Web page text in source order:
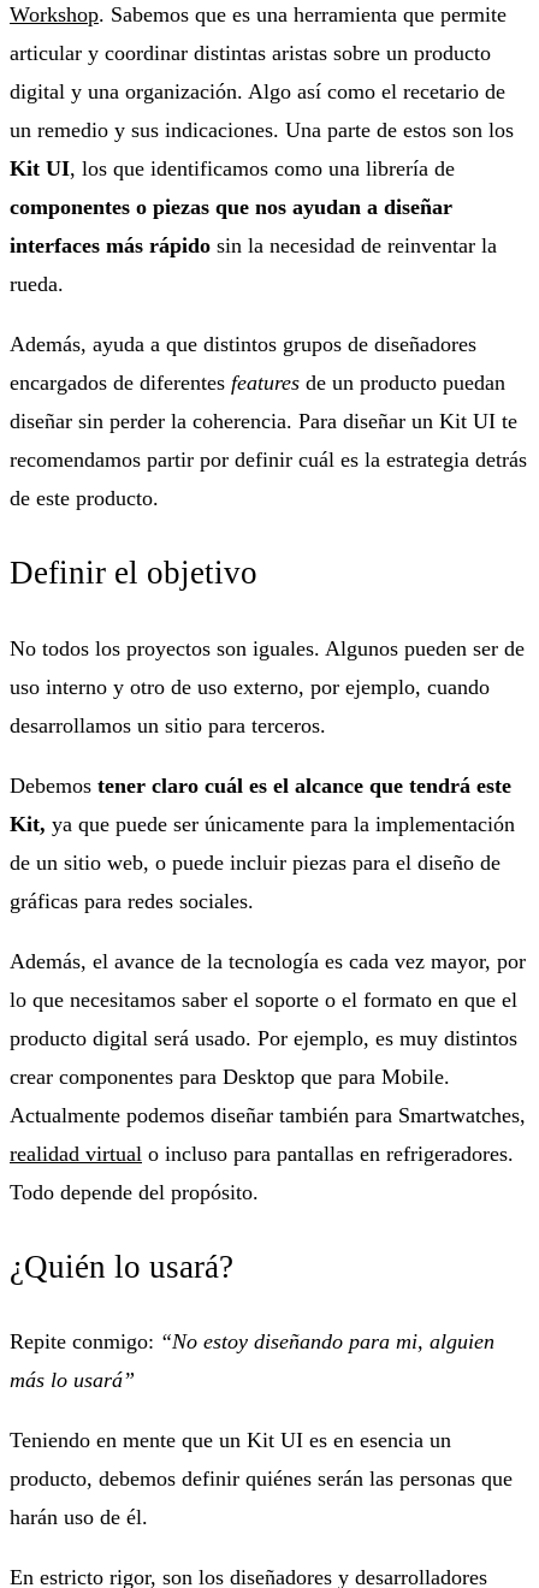
Workshop. Sabemos que es una herramienta que permite
articular y coordinar distintas aristas sobre un producto
digital y una organización. Algo así como el recetario de
un remedio y sus indicaciones. Una parte de estos son los
Kit UI, los que identificamos como una librería de
componentes o piezas que nos ayudan a diseñar
interfaces más rápido sin la necesidad de reinventar la
rueda.
Además, ayuda a que distintos grupos de diseñadores
encargados de diferentes features de un producto puedan
diseñar sin perder la coherencia. Para diseñar un Kit UI te
recomendamos partir por definir cuál es la estrategia detrás
de este producto.
Definir el objetivo
No todos los proyectos son iguales. Algunos pueden ser de
uso interno y otro de uso externo, por ejemplo, cuando
desarrollamos un sitio para terceros.
Debemos tener claro cuál es el alcance que tendrá este
Kit, ya que puede ser únicamente para la implementación
de un sitio web, o puede incluir piezas para el diseño de
gráficas para redes sociales.
Además, el avance de la tecnología es cada vez mayor, por
lo que necesitamos saber el soporte o el formato en que el
producto digital será usado. Por ejemplo, es muy distintos
crear componentes para Desktop que para Mobile.
Actualmente podemos diseñar también para Smartwatches,
realidad virtual o incluso para pantallas en refrigeradores.
Todo depende del propósito.
¿Quién lo usará?
Repite conmigo: “No estoy diseñando para mi, alguien
más lo usará”
Teniendo en mente que un Kit UI es en esencia un
producto, debemos definir quiénes serán las personas que
harán uso de él.
En estricto rigor, son los diseñadores y desarrolladores